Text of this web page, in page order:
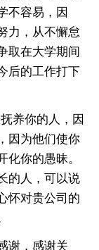
不容易，因
力，从不懈怠
取在大学期间
后的工作打下
养你的人，因
因为他们使你
化你的愚昧。
的人，可以说
怀对贵公司的
谢，感谢关